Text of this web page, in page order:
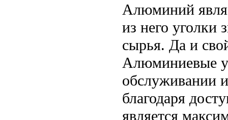
Алюминий
из него уголки
сырья. Да и
Алюминиевые
обслуживании
благодаря
является